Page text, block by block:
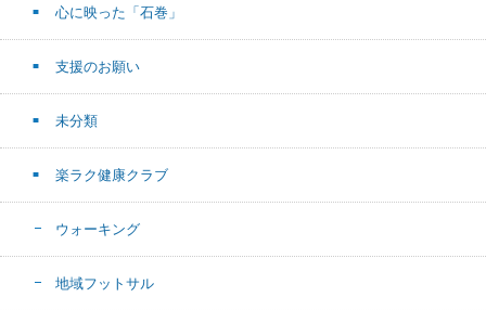
心に映った「石巻」
支援のお願い
未分類
楽ラク健康クラブ
ウォーキング
地域フットサル